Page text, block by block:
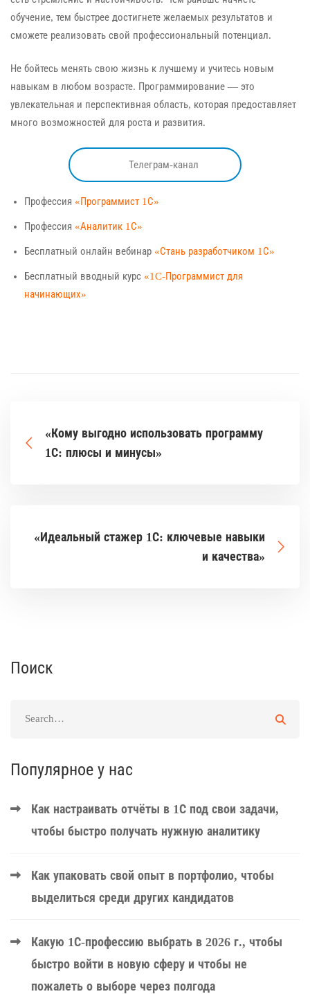
обучение, тем быстрее достигнете желаемых результатов и
сможете реализовать свой профессиональный потенциал.
Не бойтесь менять свою жизнь к лучшему и учитесь новым
навыкам в любом возрасте. Программирование — это
увлекательная и перспективная область, которая предоставляет
много возможностей для роста и развития.
Телеграм-канал
Профессия «Программист 1С»
Профессия «Аналитик 1С»
Бесплатный онлайн вебинар «Стань разработчиком 1С»
Бесплатный вводный курс «1C-Программист для
начинающих»
«Кому выгодно использовать программу
1С: плюсы и минусы»
«Идеальный стажер 1С: ключевые навыки
и качества»
Поиск
Популярное у нас
Как настраивать отчёты в 1С под свои задачи,
чтобы быстро получать нужную аналитику
Как упаковать свой опыт в портфолио, чтобы
выделиться среди других кандидатов
Какую 1С-профессию выбрать в 2026 г., чтобы
быстро войти в новую сферу и чтобы не
пожалеть о выборе через полгода